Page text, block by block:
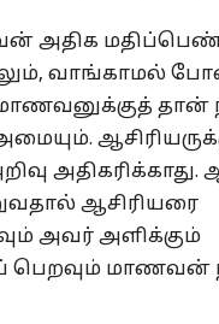
அதிக
வாங்காமல்
தான்
அதிகரிக்காது.
ஆசிரியரை
அவர் அளிக்கும்
பெறவும் மாணவன்